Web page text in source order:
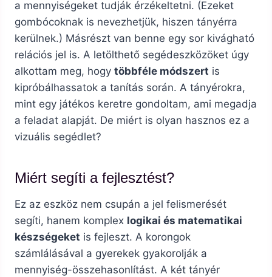
a mennyiségeket tudják érzékeltetni. (Ezeket
gombócoknak is nevezhetjük, hiszen tányérra
kerülnek.) Másrészt van benne egy sor kivágható
relációs jel is. A letölthető segédeszközöket úgy
alkottam meg, hogy többféle módszert is
kipróbálhassatok a tanítás során. A tányérokra,
mint egy játékos keretre gondoltam, ami megadja
a feladat alapját. De miért is olyan hasznos ez a
vizuális segédlet?
Miért segíti a fejlesztést?
Ez az eszköz nem csupán a jel felismerését
segíti, hanem komplex logikai és matematikai
készségeket is fejleszt. A korongok
számlálásával a gyerekek gyakorolják a
mennyiség-összehasonlítást. A két tányér